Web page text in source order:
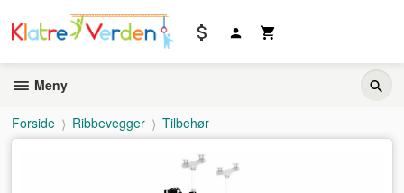
innholdet
Meny
Forside Ribbevegger Tilbehør